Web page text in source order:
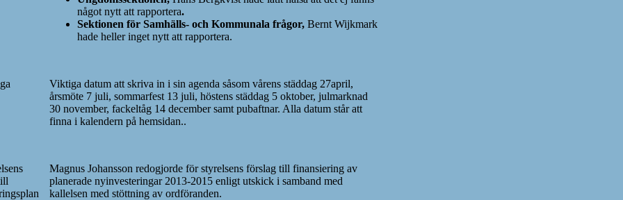
något nytt att rapportera.
Sektionen för Samhälls- och Kommunala frågor,Bernt Wijkmark
hade heller inget nytt att rapportera.
Viktiga datum att skriva in i sin agenda såsom vårens städdag 27april,
årsmöte 7 juli, sommarfest 13 juli, höstens städdag 5 oktober, julmarknad
30 november, fackeltåg 14 december samt pubaftnar. Alla datum står att
finna i kalendern på hemsidan..
Magnus Johansson redogjorde för styrelsens förslag till finansiering av
planerade nyinvesteringar 2013-2015 enligt utskick i samband med
kallelsen med stöttning av ordföranden.